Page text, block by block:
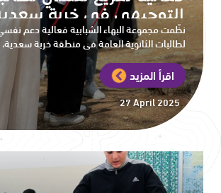
التوجيهي في خربة
نظّمت مجموعة البهاء الشبابية فعالية دعم
لطالبات الثانوية العامة في منطقة خربة سعدية،
اقرأ المزيد
27 April 2025